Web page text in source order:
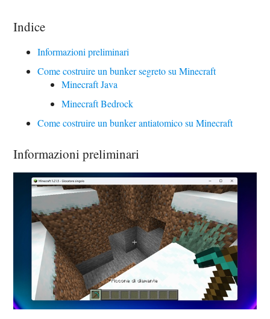
Indice
Informazioni preliminari
Come costruire un bunker segreto su Minecraft
Minecraft Java
Minecraft Bedrock
Come costruire un bunker antiatomico su Minecraft
Informazioni preliminari